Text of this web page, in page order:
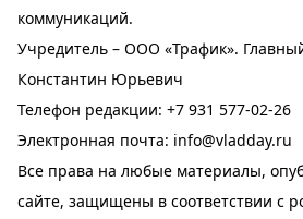
коммуникаций.
Учредитель – ООО «Трафик».
Константин Юрьевич
Телефон редакции: +7 931 577-02-26
Электронная почта: info@vladday.ru
Все права на любые материалы,
сайте, защищены в соответствии с